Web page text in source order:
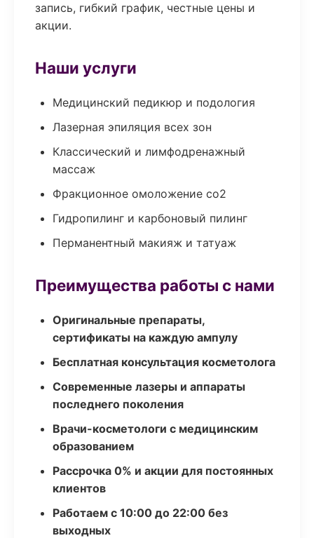
запись, гибкий график, честные цены и
акции.
Наши услуги
Медицинский педикюр и подология
Лазерная эпиляция всех зон
Классический и лимфодренажный
массаж
Фракционное омоложение co2
Гидропилинг и карбоновый пилинг
Перманентный макияж и татуаж
Преимущества работы с нами
Оригинальные препараты,
сертификаты на каждую ампулу
Бесплатная консультация косметолога
Современные лазеры и аппараты
последнего поколения
Врачи-косметологи с медицинским
образованием
Рассрочка 0% и акции для постоянных
клиентов
Работаем с 10:00 до 22:00 без
выходных